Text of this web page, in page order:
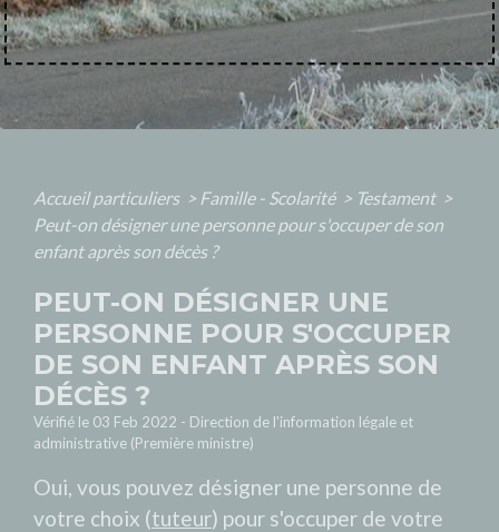
Accueil particuliers > Famille - Scolarité > Testament >
Peut-on désigner une personne pour s'occuper de son
enfant après son décès ?
PEUT-ON DÉSIGNER UNE
PERSONNE POUR S'OCCUPER
DE SON ENFANT APRÈS SON
DÉCÈS ?
Vérifié le 03 Feb 2022 - Direction de l'information légale et
administrative (Première ministre)
Oui, vous pouvez désigner une personne de
votre choix (tuteur) pour s'occuper de votre